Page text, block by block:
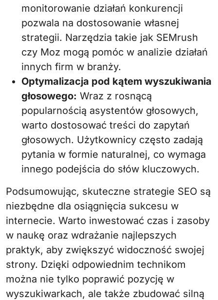
monitorowanie działań konkurencji
pozwala na dostosowanie własnej
strategii. Narzędzia takie jak SEMrush
czy Moz mogą pomóc w analizie działań
innych firm w branży.
Optymalizacja pod kątem wyszukiwania
głosowego: Wraz z rosnącą
popularnością asystentów głosowych,
warto dostosować treści do zapytań
głosowych. Użytkownicy często zadają
pytania w formie naturalnej, co wymaga
innego podejścia do słów kluczowych.
Podsumowując, skuteczne strategie SEO są
niezbędne dla osiągnięcia sukcesu w
internecie. Warto inwestować czas i zasoby
w naukę oraz wdrażanie najlepszych
praktyk, aby zwiększyć widoczność swojej
strony. Dzięki odpowiednim technikom
można nie tylko poprawić pozycję w
wyszukiwarkach, ale także zbudować silną